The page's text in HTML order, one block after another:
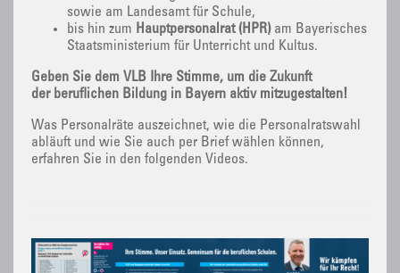
sowie am Landesamt für Schule,
bis hin zum Hauptpersonalrat (HPR)am Bayerisches
Staatsministerium für Unterricht und Kultus.
Geben Sie dem VLB Ihre Stimme, um die Zukunft
der beruflichen Bildung in Bayern aktiv mitzugestalten!
Was Personalräte auszeichnet, wie die Personalratswahl
abläuft und wie Sie auch per Brief wählen können,
erfahren Sie in den folgenden Videos.